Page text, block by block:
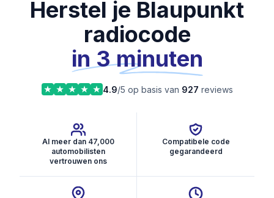
Herstel je Blaupunkt
radiocode
in 3 minuten
4.9/5 op basis van 927 reviews
Al meer dan 47,000
automobilisten
vertrouwen ons
Compatibele code
gegarandeerd